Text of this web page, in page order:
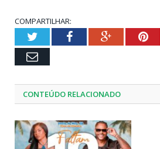
COMPARTILHAR:
TwitterFacebookGoogle+
Email
CONTEÚDO RELACIONADO